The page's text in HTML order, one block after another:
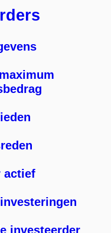
actief
investeerder